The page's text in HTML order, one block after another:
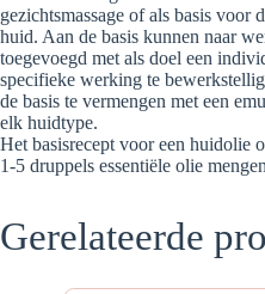
gezichtsmassage of als basis voor
huid. Aan de basis kunnen naar
toegevoegd met als doel een
specifieke werking te
de basis te vermengen met een
elk huidtype.
Het basisrecept voor een huidolie
1-5 druppels essentiële olie
Gerelateerde